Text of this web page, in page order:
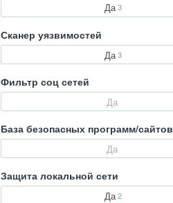
Да3
Сканер уязвимостей
Да 3
Фильтр соц сетей
Да
База безопасных программ/сайтов
Да
Защита локальной сети
Да 2